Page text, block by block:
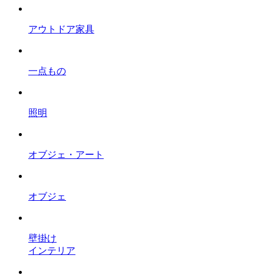
アウトドア家具
一点もの
照明
オブジェ・アート
オブジェ
壁掛け
インテリア